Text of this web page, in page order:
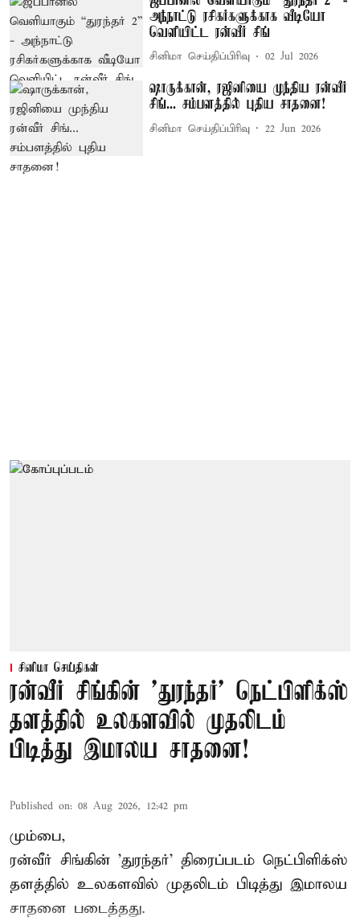
அந்நாட்டு ரசிகர்களுக்காக வீடியோ
வெளியிட்ட ரன்வீர் சிங்
சினிமா செய்திப்பிரிவு 02 Jul 2026
ஷாருக்கான், ரஜினியை முந்திய ரன்வீர்
சிங்... சம்பளத்தில் புதிய சாதனை!
சினிமா செய்திப்பிரிவு 22 Jun 2026
சினிமா செய்திகள்
ரன்வீர் சிங்கின் 'துரந்தர்' நெட்பிளிக்ஸ்
தளத்தில் உலகளவில் முதலிடம்
பிடித்து இமாலய சாதனை!
Published on: 08 Aug 2026, 12:42 pm
மும்பை,
ரன்வீர் சிங்கின் 'துரந்தர்' திரைப்படம் நெட்பிளிக்ஸ்
தளத்தில் உலகளவில் முதலிடம் பிடித்து இமாலய
சாதனை படைத்தது.